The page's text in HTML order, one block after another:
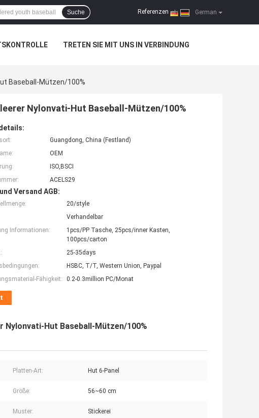
German
Referenzen |
Suche
TRETEN SIE MIT UNS IN VERBINDUNG
Baseball-Mützen/100%
Nylonvati-Hut Baseball-Mützen/100%
Guangdong, China (Festland)
OEM
ISO,BSCI
ACELS29
Versand AGB:
20/style
Verhandelbar
Informationen:
1pcs/PP Tasche, 25pcs/inner Kasten,
100pcs/carton
25-35days
HSBC, T/T, Western Union, Paypal
Fähigkeit:
0.2-0.3million PC/Monat
Hut Baseball-Mützen/100%
Platten-Art: Hut 6-Panel
Größe: 56~60 cm
Muster: Stickerei